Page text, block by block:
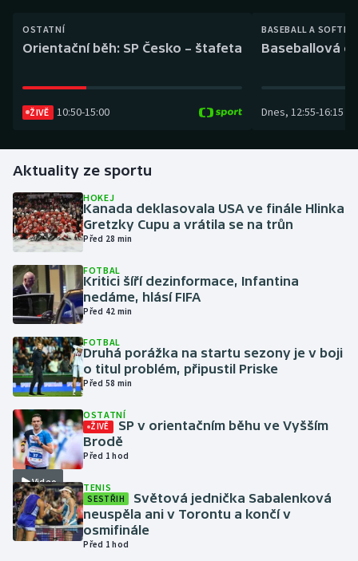
Florbal
Golf
Házená
Jezdectví
Judo
Krasobruslení
Lezení
Lyže a snowboard
Moderní pětiboj
Motorsport
Olympijské hry
Parasport
OSTATNÍ
Orientační běh: SP Česko – štafeta
ŽIVĚ 10:50-15:00
BASEBALL A
Baseballová
Dnes, 12:55-16:15
Aktuality ze sportu
HOKEJ
Kanada deklasovala USA ve finále Hlinka
Gretzky Cupu a vrátila se na trůn
Před 28 min
FOTBAL
Kritici šíří dezinformace, Infantina
nedáme, hlásí FIFA
Před 42 min
FOTBAL
Druhá porážka na startu sezony je v boji
o titul problém, připustil Priske
Před 58 min
Video
OSTATNÍ
ŽIVĚ
SP v orientačním běhu ve Vyšším
Brodě
Před 1 hod
TENIS
SESTŘIH
Světová jednička Sabalenková
neuspěla ani v Torontu a končí v
osmifinále
Před 1 hod